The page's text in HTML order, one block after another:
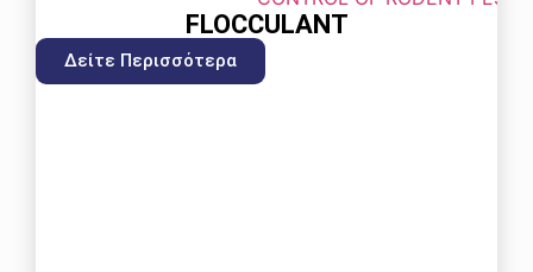
FLOCCULANT
Δείτε Περισσότερα